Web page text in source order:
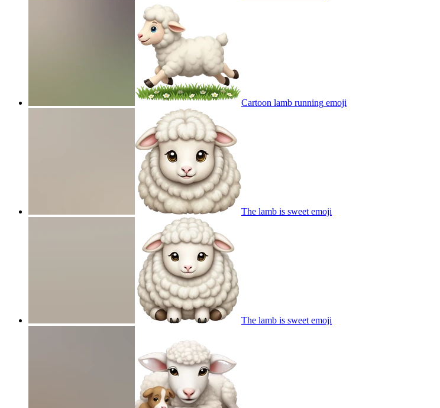
Cartoon lamb running emoji
The lamb is sweet emoji
The lamb is sweet emoji